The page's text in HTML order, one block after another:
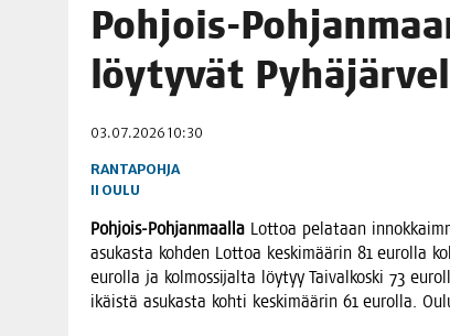
06.08.2026 ONKS KAU­NOO NÄKYNY?
06.08.2026 MAKA­RO­NI­LAA­TI­KOL­LA ARKEEN
09.08.2026 | RAN­TA­POH­JAN TIE­TO­VI­SA 9.8.2026
Poh­jois-
löy­ty­vät
03.07.2026 10:30
RANTAPOHJA
II OULU
Poh­jois-Poh­jan­maal­la Lot­toa pela­taan
asu­kas­ta koh­den Lot­toa kes­ki­mää­rin 81 eurol­la
eurol­la ja kol­mos­si­jal­ta löy­tyy Tai­val­kos­ki 73
ikäis­tä asu­kas­ta koh­ti kes­ki­mää­rin 61 eurol­la.